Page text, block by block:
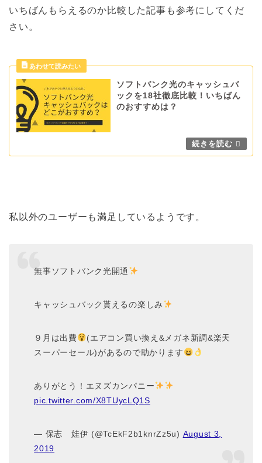
いちばんもらえるのか比較した記事も参考にしてくだ
さい。
ソフトバンク光のキャッシュバ
ックを18社徹底比較！いちばん
のおすすめは？
私以外のユーザーも満足しているようです。
無事ソフトバンク光開通
キャッシュバック貰えるの楽しみ
９月は出費
(エアコン買い換え&メガネ新調&楽天
スーパーセール)があるので助かります
ありがとう！エヌズカンパニー
pic.twitter.com/X8TUycLQ1S
— 保志 娃伊 (@TcEkF2b1knrZz5u) August 3,
2019